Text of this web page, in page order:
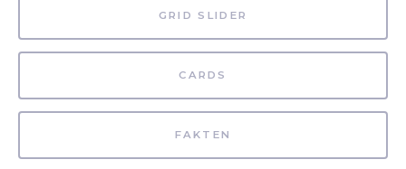
GRID SLIDER
CARDS
FAKTEN